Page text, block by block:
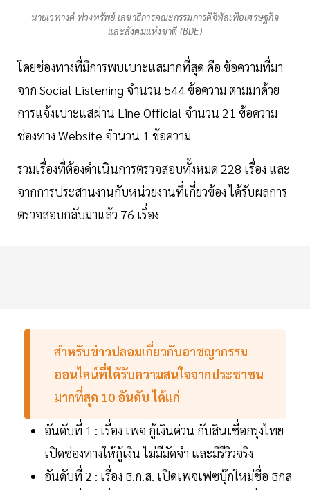
นายเวทางค์ พ่วงทรัพย์ เลขาธิการคณะกรรมการดิจิทัลเพื่อเศรษฐกิจ
และสังคมแห่งชาติ (BDE)
โดยช่องทางที่มีการพบเบาะแสมากที่สุด คือ ข้อความที่มา
จาก Social Listening จำนวน 544 ข้อความ ตามมาด้วย
การแจ้งเบาะแสผ่าน Line Official จำนวน 21 ข้อความ
ช่องทาง Website จำนวน 1 ข้อความ
รวมเรื่องที่ต้องดำเนินการตรวจสอบทั้งหมด 228 เรื่อง และ
จากการประสานงานกับหน่วยงานที่เกี่ยวข้อง ได้รับผลการ
ตรวจสอบกลับมาแล้ว 76 เรื่อง
สำหรับข่าวปลอมเกี่ยวกับอาชญากรรม
ออนไลน์ที่ได้รับความสนใจจากประชาชน
มากที่สุด 10 อันดับ ได้แก่
อันดับที่ 1 : เรื่อง เพจ กู้เงินด่วน กับสินเชื่อกรุงไทย
เปิดช่องทางให้กู้เงิน ไม่มีมัดจำ และมีรีวิวจริง
อันดับที่ 2 : เรื่อง ธ.ก.ส. เปิดเพจเฟซบุ๊กใหม่ชื่อ ธกส